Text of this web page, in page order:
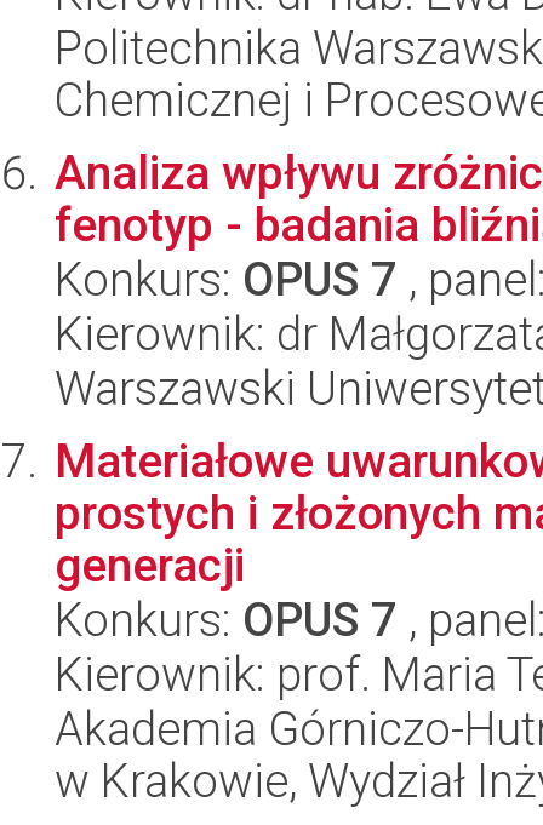
Politechnika
Chemicznej i
Analiza wpływu
fenotyp - badania
Konkurs: OPUS 7 ,
Kierownik: dr
Warszawski
Materiałowe
prostych i złożonych
generacji
Konkurs: OPUS 7 ,
Kierownik: prof. Maria
Akademia Górniczo-
w Krakowie, Wydział